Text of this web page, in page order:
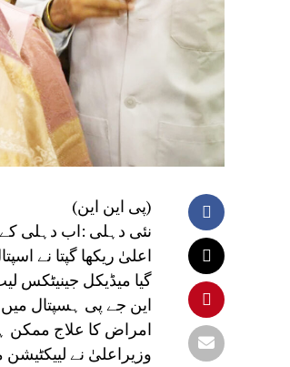
(پی این این)
نئی دہلی :اب دہلی کے
اعلیٰ ریکھا گپتا نے
گیا میڈیکل جینیٹکس
این جے پی ہسپتال میں
امراض کا علاج ممکن